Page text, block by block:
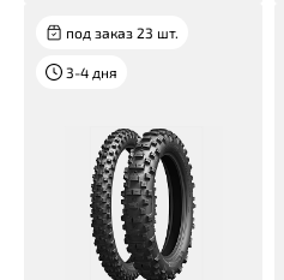
под заказ 23 шт.
3-4 дня